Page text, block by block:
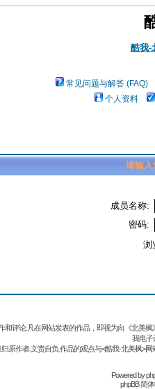
酷我-
常见问题与解答 (FAQ)
个人资料
请输入
成员名称:
密码:
浏
评论.凡在网站发表的作品，即视为向《北美
我电子
原作者.文责自负.作品的观点与<酷我-北美枫>
Powered by
phpBB 简